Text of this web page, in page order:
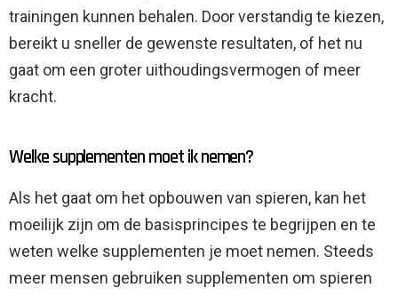
trainingen kunnen behalen. Door verstandig te kiezen,
bereikt u sneller de gewenste resultaten, of het nu
gaat om een ​​groter uithoudingsvermogen of meer
kracht.
Welke supplementen moet ik nemen?
Als het gaat om het opbouwen van spieren, kan het
moeilijk zijn om de basisprincipes te begrijpen en te
weten welke supplementen je moet nemen. Steeds
meer mensen gebruiken supplementen om spieren